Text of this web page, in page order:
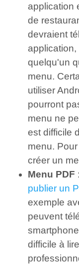
application
de
devraient
quelqu'un
menu.
utiliser
pourront
menu ne
est difficile
menu.
créer un
Menu PDF
publier un
exemple
peuvent
difficile à